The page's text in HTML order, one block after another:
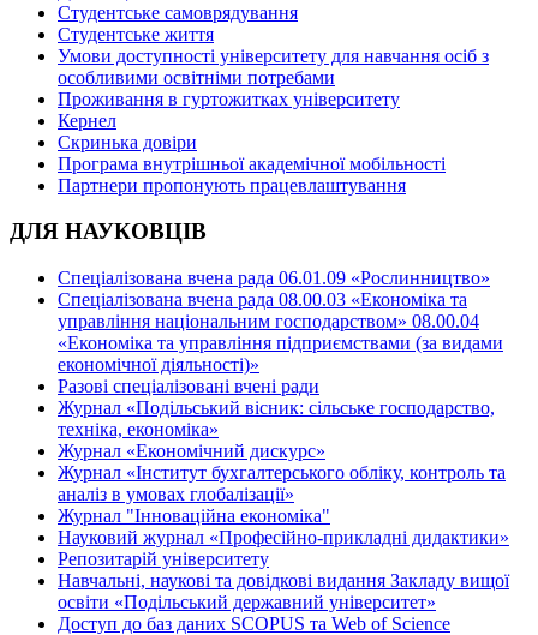
Студентське самоврядування
Студентське життя
Умови доступності університету для навчання осіб з
особливими освітніми потребами
Проживання в гуртожитках університету
Кернел
Скринька довіри
Програма внутрішньої академічної мобільності
Партнери пропонують працевлаштування
ДЛЯ НАУКОВЦІВ
Спеціалізована вчена рада 06.01.09 «Рослинництво»
Спеціалізована вчена рада 08.00.03 «Економіка та
управління національним господарством» 08.00.04
«Економіка та управління підприємствами (за видами
економічної діяльності)»
Разові спеціалізовані вчені ради
Журнал «Подільський вісник: сільське господарство,
техніка, економіка»
Журнал «Економічний дискурс»
Журнал «Інститут бухгалтерського обліку, контроль та
аналіз в умовах глобалізації»
Журнал "Інноваційна економіка"
Науковий журнал «Професійно-прикладні дидактики»
Репозитарій університету
Навчальні, наукові та довідкові видання Закладу вищої
освіти «Подільський державний університет»
Доступ до баз даних SCOPUS та Web of Science